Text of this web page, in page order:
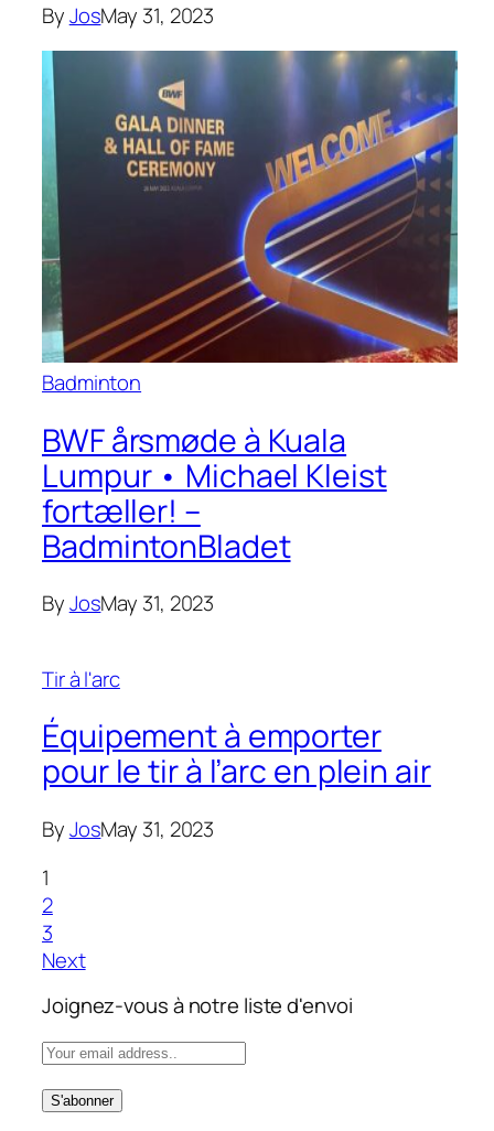
ByJosMay 31, 2023
Badminton
BWF årsmøde à Kuala
Lumpur • Michael Kleist
fortæller! –
BadmintonBladet
ByJosMay 31, 2023
Tir à l'arc
Équipement à emporter
pour le tir à l’arc en plein air
ByJosMay 31, 2023
1
2
3
Next
Joignez-vous à notre liste d'envoi